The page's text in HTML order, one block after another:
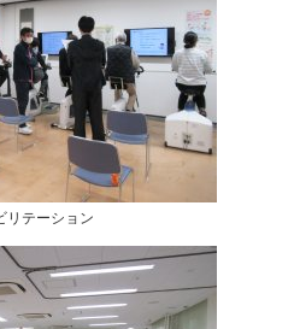
リテーション